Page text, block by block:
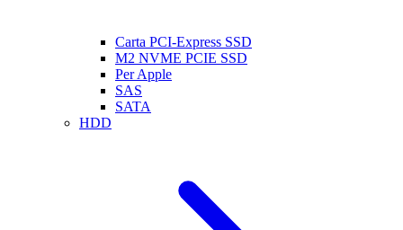
Carta PCI-Express SSD
M2 NVME PCIE SSD
Per Apple
SAS
SATA
HDD